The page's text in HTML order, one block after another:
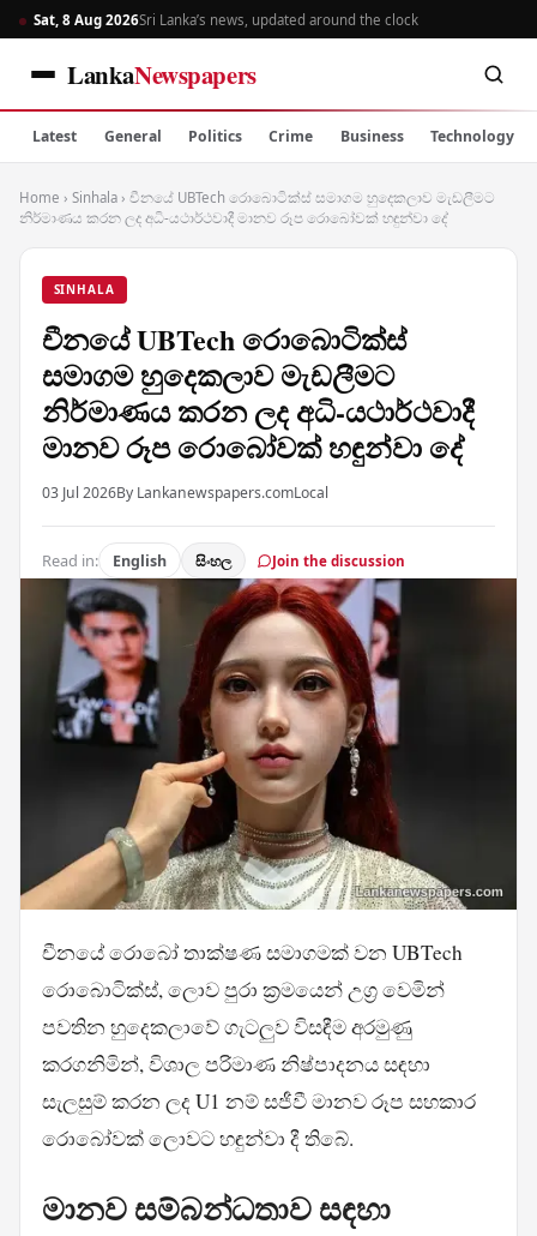
Sat, 8 Aug 2026Sri Lanka’s news, updated around the clock
LankaNewspapers
Latest General Politics Crime Business Technology
Home › Sinhala › චීනයේ UBTech රොබොටික්ස් සමාගම හුදෙකලාව මැඩලීමට
නිර්මාණය කරන ලද අධි-යථාර්ථවාදී මානව රූප රොබෝවක් හඳුන්වා දේ
SINHALA
චීනයේ UBTech රොබොටික්ස්
සමාගම හුදෙකලාව මැඩලීමට
නිර්මාණය කරන ලද අධි-යථාර්ථවාදී
මානව රූප රොබෝවක් හඳුන්වා දේ
03 Jul 2026By Lankanewspapers.comLocal
Read in: English සිංහල Join the discussion
චීනයේ රොබෝ තාක්ෂණ සමාගමක් වන UBTech
රොබොටික්ස්, ලොව පුරා ක්‍රමයෙන් උග්‍ර වෙමින්
පවතින හුදෙකලාවේ ගැටලුව විසඳීම අරමුණු
කරගනිමින්, විශාල පරිමාණ නිෂ්පාදනය සඳහා
සැලසුම් කරන ලද U1 නම් සජීවී මානව රූප සහකාර
රොබෝවක් ලොවට හඳුන්වා දී තිබේ.
මානව සම්බන්ධතාව සඳහා